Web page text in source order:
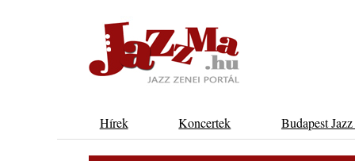
Hírek Koncertek Budapest